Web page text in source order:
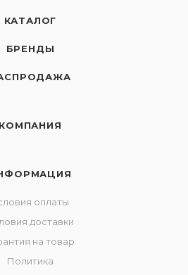
КАТАЛОГ
БРЕНДЫ
КОМПАНИЯ
оплаты
доставки
на товар
Политика